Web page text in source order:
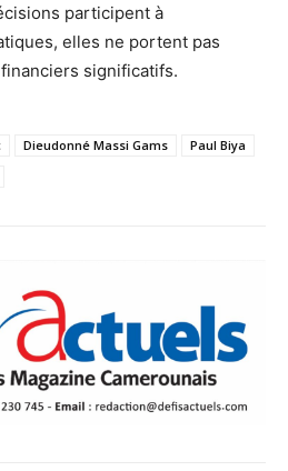
participent à
elles ne portent pas
significatifs.
Dieudonné Massi Gams
Paul Biya